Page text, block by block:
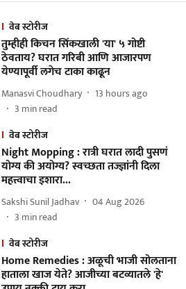
वेब स्टोरीज
तुम्हीही किचन सिंकखाली 'या' ५ गोष्टी
ठेवताय? घरात गरिबी आणि आजारपण
येण्यापूर्वी लगेच टाका काढून
Manasvi Choudhary
13 hours ago
3 min read
वेब स्टोरीज
Night Mopping : रात्री घरात लादी पुसणं
योग्य की अयोग्य? स्वच्छता तज्ज्ञांनी दिला
महत्त्वाचा इशारा...
Sakshi Sunil Jadhav
04 Aug 2026
3 min read
वेब स्टोरीज
Home Remedies : अळूची भाजी सोलताना
हाताला खाज येते? आजीच्या बटव्यातले 'हे'